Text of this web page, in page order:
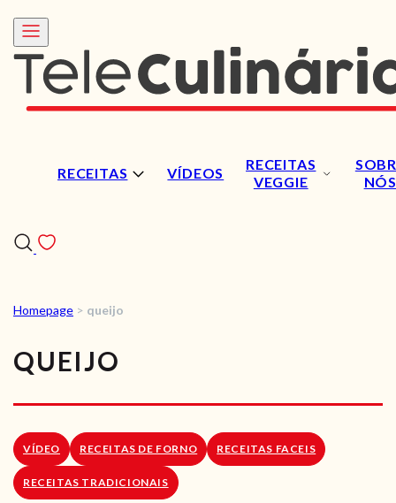
RECEITAS VÍDEOS
RECEITAS
VEGGIE
NÓS
RECEITAS VEGGIE
SOBRE NÓS
LOJA ONLINE
Homepage > queijo
QUEIJO
VÍDEO RECEITAS DE FORNO RECEITAS FACEIS
RECEITAS TRADICIONAIS